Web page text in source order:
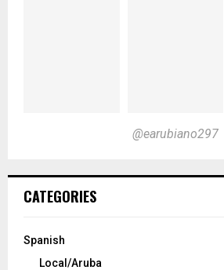
@earubiano297
CATEGORIES
Spanish
Local/Aruba